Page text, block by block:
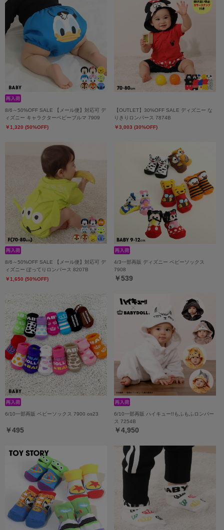
8/6～50%OFF SALE 【メール便】対応可 デ
ィズニー キャラクターベビーブルマ 7909
￥1,320 (50%OFF)
【OUTLET】30%OFF SALE ディズニー な
りきりロンパース 7874B
￥3,003 (30%OFF)
8/6～50%OFF SALE 【メール便】対応可 デ
ィズニー ぽってりロンパース 8207B
￥1,650 (50%OFF)
4/3一部再販 ディズニー ベビーソックス
7908
￥539
6/10一部再販 ベビーソックス 7900 os23
￥495
6/10一部再販 ハイキュー!!もふもふロンパー
ス 7254B
￥4,950